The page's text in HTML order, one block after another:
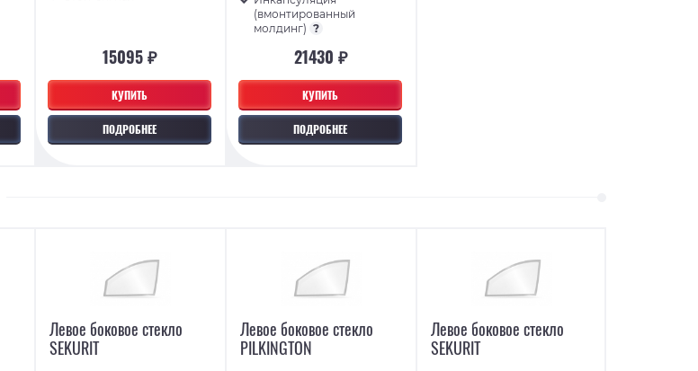
КУПИТЬ
ПОДРОБНЕЕ
15095 ₽
КУПИТЬ
ПОДРОБНЕЕ
(вмонтированный
молдинг) ?
21430 ₽
Левое боковое стекло
SEKURIT
Левое боковое стекло
PILKINGTON
Левое боковое стекло
SEKURIT